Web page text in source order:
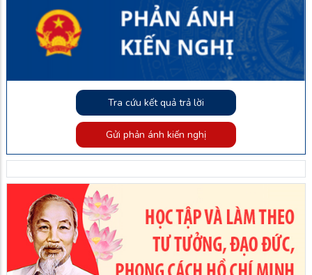
Tra cứu kết quả trả lời
Gửi phản ánh kiến nghị